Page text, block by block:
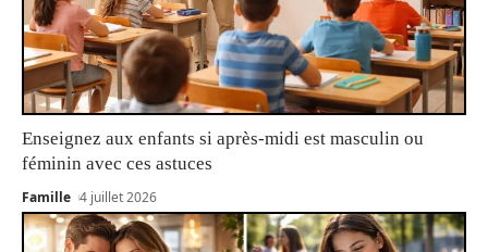
Enseignez aux enfants si après-midi est masculin ou
féminin avec ces astuces
Famille 4 juillet 2026